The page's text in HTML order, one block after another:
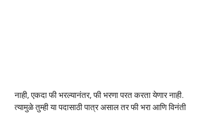
नाही, एकदा फी भरल्यानंतर, फी भरणा परत करता येणार नाही.
त्यामुळे तुम्ही या पदासाठी पात्र असाल तर फी भरा आणि विनंती